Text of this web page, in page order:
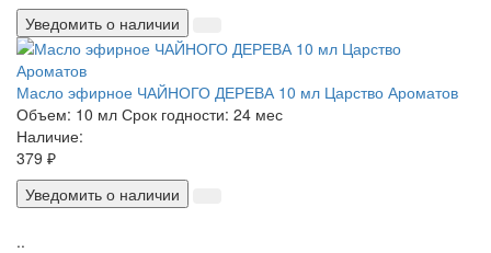
Уведомить о наличии
Масло эфирное ЧАЙНОГО ДЕРЕВА 10 мл Царство Ароматов
Объем: 10 мл Срок годности: 24 мес
Наличие:
379 ₽
Уведомить о наличии
..